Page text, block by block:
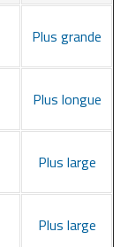
Plus grande
Plus longue
Plus large
Plus large